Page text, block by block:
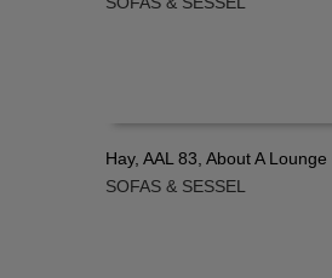
IN DEN WARENKORB
Hay, AAL 83, About A
SOFAS & SESSEL